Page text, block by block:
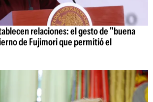
relaciones: el gesto de "buena
de Fujimori que permitió el